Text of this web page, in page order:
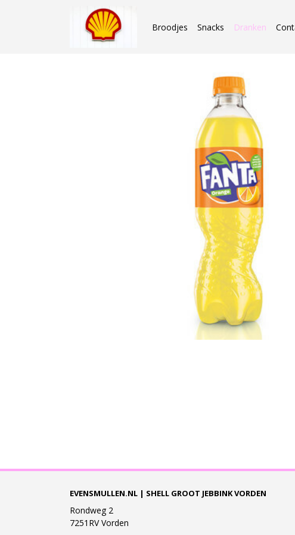
Broodjes Snacks Dranken
EVENSMULLEN.NL | SHELL GROOT JEBBINK VORDEN
Rondweg 2
7251RV Vorden